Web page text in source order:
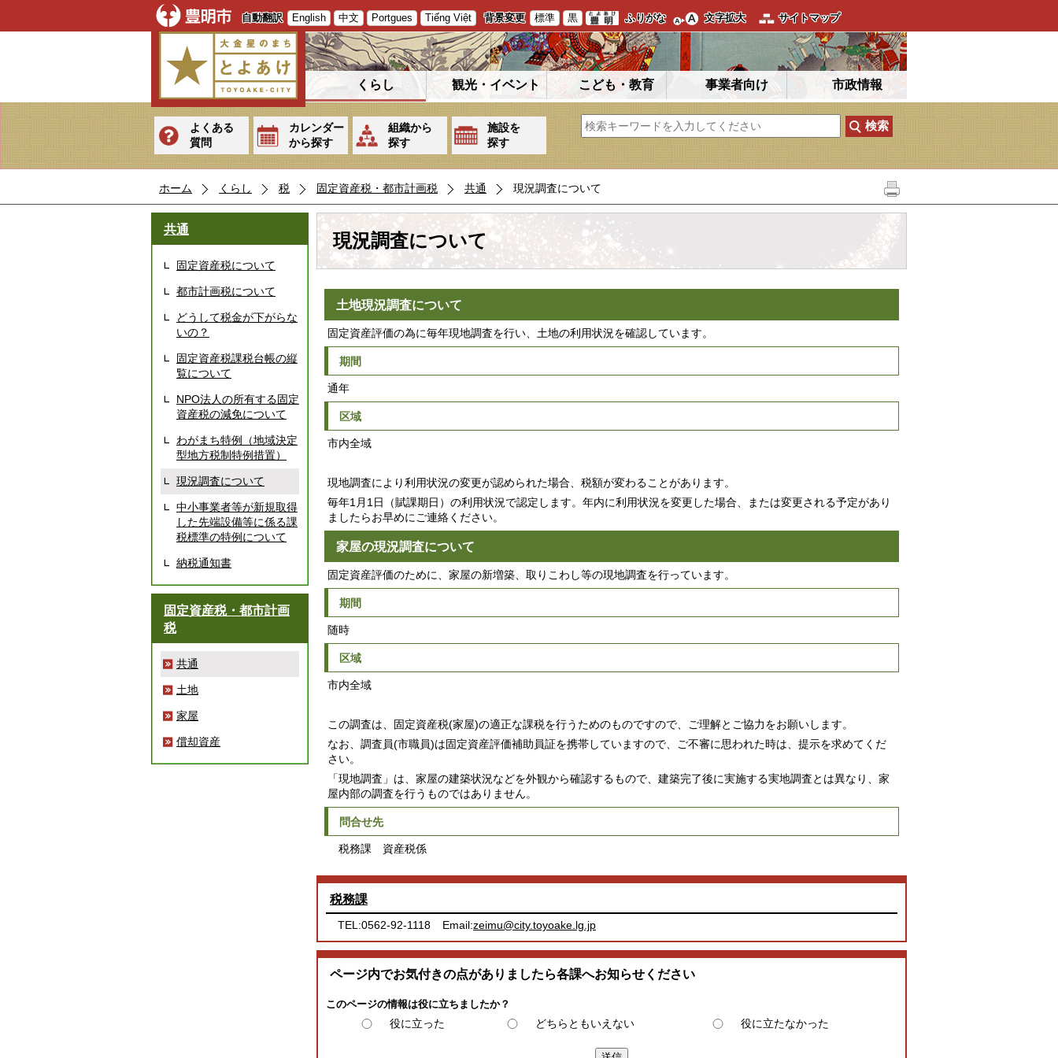
自動翻訳 English 中文 Portgues Tiếng Việt 背景変更 標準 黒 ふりがな 文字拡大 サイトマップ
くらし 観光・イベント こども・教育 事業者向け 市政情報
よくある
質問
カレンダー
から探す
組織から
探す
施設を
探す
ホーム くらし 税 固定資産税・都市計画税 共通 現況調査について
共通
固定資産税について
都市計画税について
どうして税金が下がらな
いの？
固定資産税課税台帳の縦
覧について
NPO法人の所有する固定
資産税の減免について
わがまち特例（地域決定
型地方税制特例措置）
現況調査について
中小事業者等が新規取得
した先端設備等に係る課
税標準の特例について
納税通知書
固定資産税・都市計画
税
共通
土地
家屋
償却資産
現況調査について
土地現況調査について
固定資産評価の為に毎年現地調査を行い、土地の利用状況を確認しています。
期間
通年
区域
市内全域
現地調査により利用状況の変更が認められた場合、税額が変わることがあります。
毎年1月1日（賦課期日）の利用状況で認定します。年内に利用状況を変更した場合、または変更される予定があり
ましたらお早めにご連絡ください。
家屋の現況調査について
固定資産評価のために、家屋の新増築、取りこわし等の現地調査を行っています。
期間
随時
区域
市内全域
この調査は、固定資産税(家屋)の適正な課税を行うためのものですので、ご理解とご協力をお願いします。
なお、調査員(市職員)は固定資産評価補助員証を携帯していますので、ご不審に思われた時は、提示を求めてくだ
さい。
「現地調査」は、家屋の建築状況などを外観から確認するもので、建築完了後に実施する実地調査とは異なり、家
屋内部の調査を行うものではありません。
問合せ先
税務課 資産税係
税務課
TEL:0562-92-1118 Email:zeimu@city.toyoake.lg.jp
ページ内でお気付きの点がありましたら各課へお知らせください
このページの情報は役に立ちましたか？
役に立った どちらともいえない 役に立たなかった